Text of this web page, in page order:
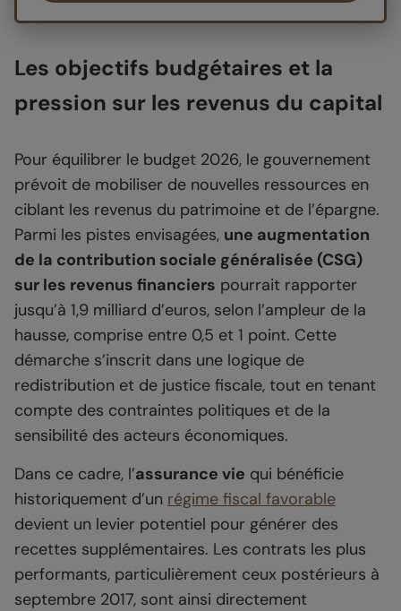
Les objectifs budgétaires et la
pression sur les revenus du capital
Pour équilibrer le budget 2026, le gouvernement
prévoit de mobiliser de nouvelles ressources en
ciblant les revenus du patrimoine et de l’épargne.
Parmi les pistes envisagées, une augmentation
de la contribution sociale généralisée (CSG)
sur les revenus financiers pourrait rapporter
jusqu’à 1,9 milliard d’euros, selon l’ampleur de la
hausse, comprise entre 0,5 et 1 point. Cette
démarche s’inscrit dans une logique de
redistribution et de justice fiscale, tout en tenant
compte des contraintes politiques et de la
sensibilité des acteurs économiques.
Dans ce cadre, l’assurance vie qui bénéficie
historiquement d’un régime fiscal favorable
devient un levier potentiel pour générer des
recettes supplémentaires. Les contrats les plus
performants, particulièrement ceux postérieurs à
septembre 2017, sont ainsi directement